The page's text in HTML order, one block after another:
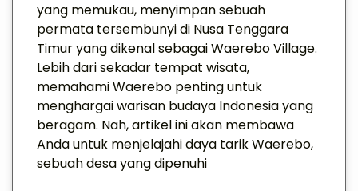
yang memukau, menyimpan sebuah
permata tersembunyi di Nusa Tenggara
Timur yang dikenal sebagai Waerebo Village.
Lebih dari sekadar tempat wisata,
memahami Waerebo penting untuk
menghargai warisan budaya Indonesia yang
beragam. Nah, artikel ini akan membawa
Anda untuk menjelajahi daya tarik Waerebo,
sebuah desa yang dipenuhi